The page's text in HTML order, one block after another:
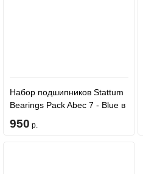
Набор подшипников Stattum
Bearings Pack Abec 7 - Blue в
футляре, 8 шт.
950 р.